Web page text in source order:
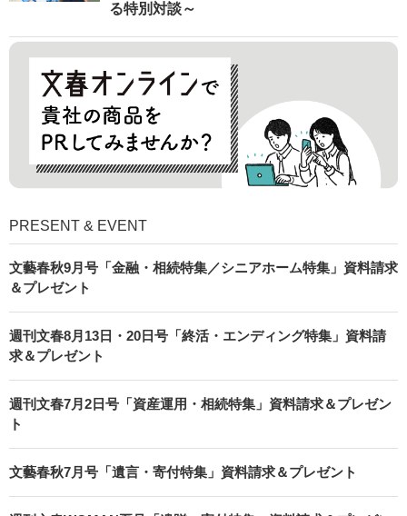
る特別対談～
PRESENT & EVENT
文藝春秋9月号「金融・相続特集／シニアホーム特集」資料請求
＆プレゼント
週刊文春8月13日・20日号「終活・エンディング特集」資料請
求＆プレゼント
週刊文春7月2日号「資産運用・相続特集」資料請求＆プレゼン
ト
文藝春秋7月号「遺言・寄付特集」資料請求＆プレゼント